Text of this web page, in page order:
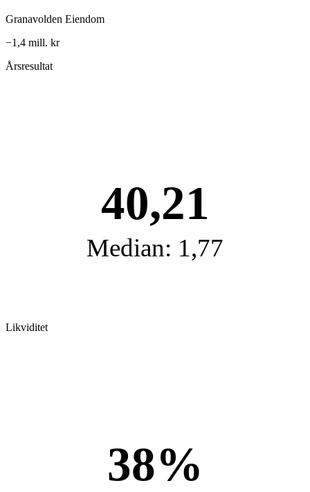
Granavolden Eiendom
−1,4 mill. kr
Årsresultat
40,21
Median: 1,77
Likviditet
38%